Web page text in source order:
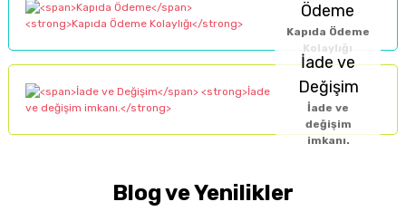
Ödeme
Kapıda Ödeme
Kolaylığı
İade ve
Değişim
İade ve
değişim
imkanı.
Blog ve Yenilikler